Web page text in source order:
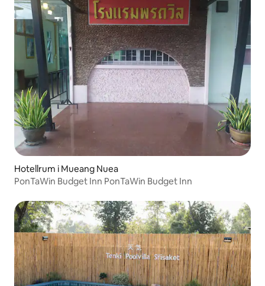
Hotellrum i Mueang Nuea
PonTaWin Budget Inn PonTaWin Budget Inn